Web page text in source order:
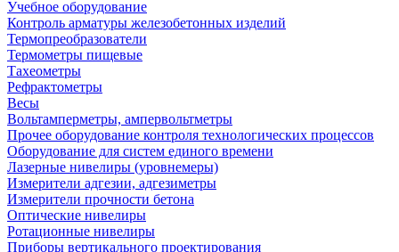
Учебное оборудование
Контроль арматуры железобетонных изделий
Термопреобразователи
Термометры пищевые
Тахеометры
Рефрактометры
Весы
Вольтамперметры, ампервольтметры
Прочее оборудование контроля технологических процессов
Оборудование для систем единого времени
Лазерные нивелиры (уровнемеры)
Измерители адгезии, адгезиметры
Измерители прочности бетона
Оптические нивелиры
Ротационные нивелиры
Приборы вертикального проектирования